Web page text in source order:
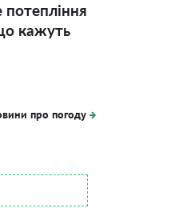
кажуть
про погоду